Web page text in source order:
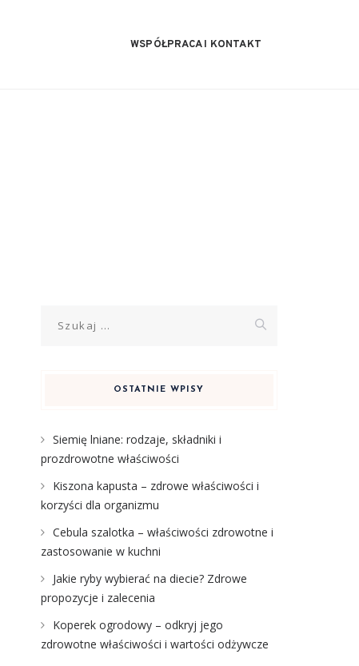
WSPÓŁPRACA I KONTAKT
OSTATNIE WPISY
Siemię lniane: rodzaje, składniki i
prozdrowotne właściwości
Kiszona kapusta – zdrowe właściwości i
korzyści dla organizmu
Cebula szalotka – właściwości zdrowotne i
zastosowanie w kuchni
Jakie ryby wybierać na diecie? Zdrowe
propozycje i zalecenia
Koperek ogrodowy – odkryj jego
zdrowotne właściwości i wartości odżywcze